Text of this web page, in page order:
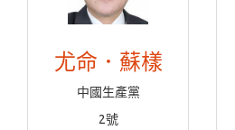
尤命．蘇樣
中國生產黨
2號